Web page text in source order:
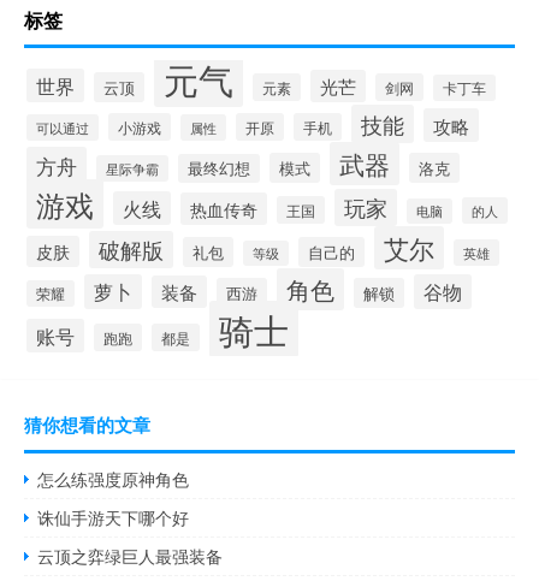
标签
世界 云顶 元气 元素 光芒 剑网 卡丁车
可以通过 小游戏 属性 开原 手机 技能 攻略
方舟 星际争霸 最终幻想 模式 武器 洛克
游戏 火线 热血传奇 王国 玩家 电脑 的人
皮肤 破解版 礼包 等级 自己的 艾尔 英雄
荣耀 萝卜 装备 西游 角色 解锁 谷物
账号 跑跑 都是 骑士
猜你想看的文章
怎么练强度原神角色
诛仙手游天下哪个好
云顶之弈绿巨人最强装备